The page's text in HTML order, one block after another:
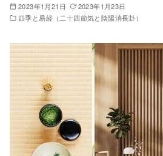
2023年1月21日
2023年1月23日
四季と易経（二十四節気と陰陽消長卦）